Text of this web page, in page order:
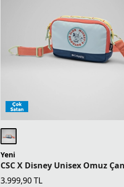
Yeni
CSC X Disney Unisex Omuz
3.999,90TL